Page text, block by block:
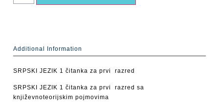
Additional Information
SRPSKI JEZIK 1 čitanka za prvi razred
SRPSKI JEZIK 1 čitanka za prvi razred sa
književnoteorijskim pojmovima